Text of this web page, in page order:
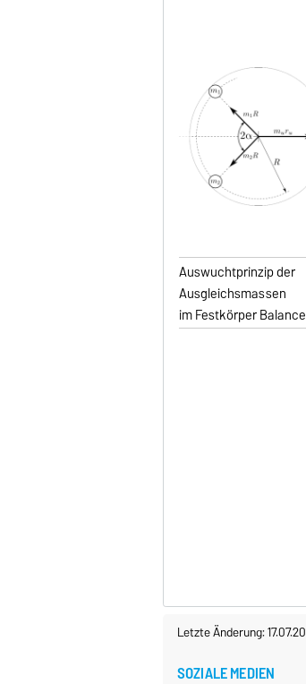
Auswuchtprinzip der
Ausgleichsmassen
im Festkörper
Letzte Änderung:
SOZIALE MEDIEN